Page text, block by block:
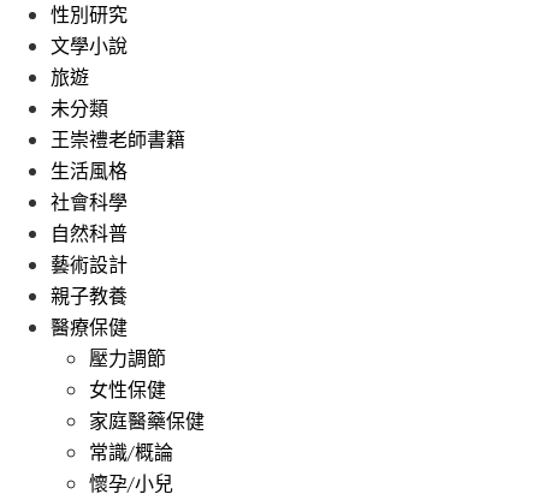
性別研究
文學小說
旅遊
未分類
王崇禮老師書籍
生活風格
社會科學
自然科普
藝術設計
親子教養
醫療保健
壓力調節
女性保健
家庭醫藥保健
常識/概論
懷孕/小兒